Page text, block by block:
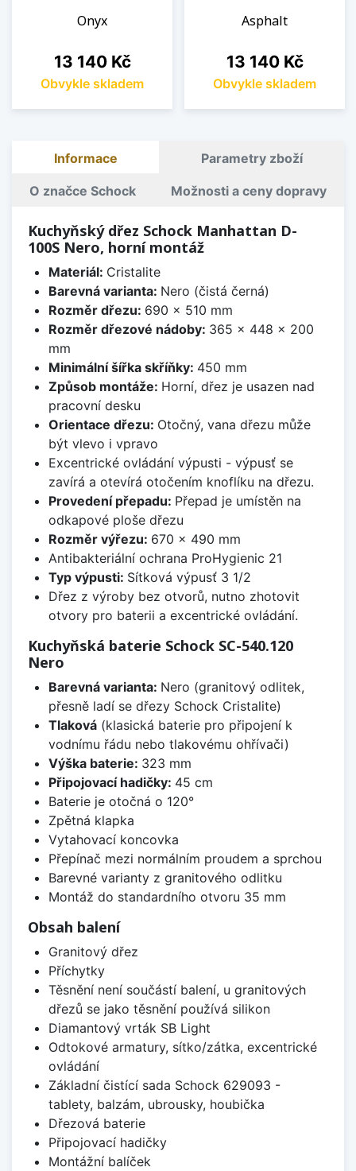
Onyx
Cena
13 140 Kč
Obvykle skladem
Asphalt
Cena
13 140 Kč
Obvykle skladem
Informace Parametry zboží
O značce Schock Možnosti a ceny dopravy
Kuchyňský dřez Schock Manhattan D-
100S Nero, horní montáž
Materiál: Cristalite
Barevná varianta: Nero (čistá černá)
Rozměr dřezu: 690 x 510 mm
Rozměr dřezové nádoby: 365 x 448 x 200
mm
Minimální šířka skříňky: 450 mm
Způsob montáže: Horní, dřez je usazen nad
pracovní desku
Orientace dřezu: Otočný, vana dřezu může
být vlevo i vpravo
Excentrické ovládání výpusti - výpusť se
zavírá a otevírá otočením knoflíku na dřezu.
Provedení přepadu: Přepad je umístěn na
odkapové ploše dřezu
Rozměr výřezu: 670 x 490 mm
Antibakteriální ochrana ProHygienic 21
Typ výpusti: Sítková výpusť 3 1/2
Dřez z výroby bez otvorů, nutno zhotovit
otvory pro baterii a excentrické ovládání.
Kuchyňská baterie Schock SC-540.120
Nero
Barevná varianta: Nero (granitový odlitek,
přesně ladí se dřezy Schock Cristalite)
Tlaková(klasická baterie pro připojení k
vodnímu řádu nebo tlakovému ohřívači)
Výška baterie: 323 mm
Připojovací hadičky: 45 cm
Baterie je otočná o 120°
Zpětná klapka
Vytahovací koncovka
Přepínač mezi normálním proudem a sprchou
Barevné varianty z granitového odlitku
Montáž do standardního otvoru 35 mm
Obsah balení
Granitový dřez
Příchytky
Těsnění není součástí balení, u granitových
dřezů se jako těsnění používá silikon
Diamantový vrták SB Light
Odtokové armatury, sítko/zátka, excentrické
ovládání
Základní čistící sada Schock 629093 -
tablety, balzám, ubrousky, houbička
Dřezová baterie
Připojovací hadičky
Montážní balíček